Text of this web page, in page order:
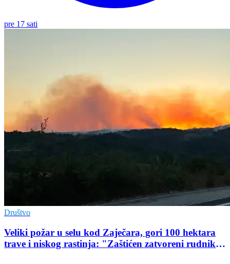
pre 17 sati
Društvo
Veliki požar u selu kod Zaječara, gori 100 hektara
trave i niskog rastinja: "Zaštićen zatvoreni rudnik